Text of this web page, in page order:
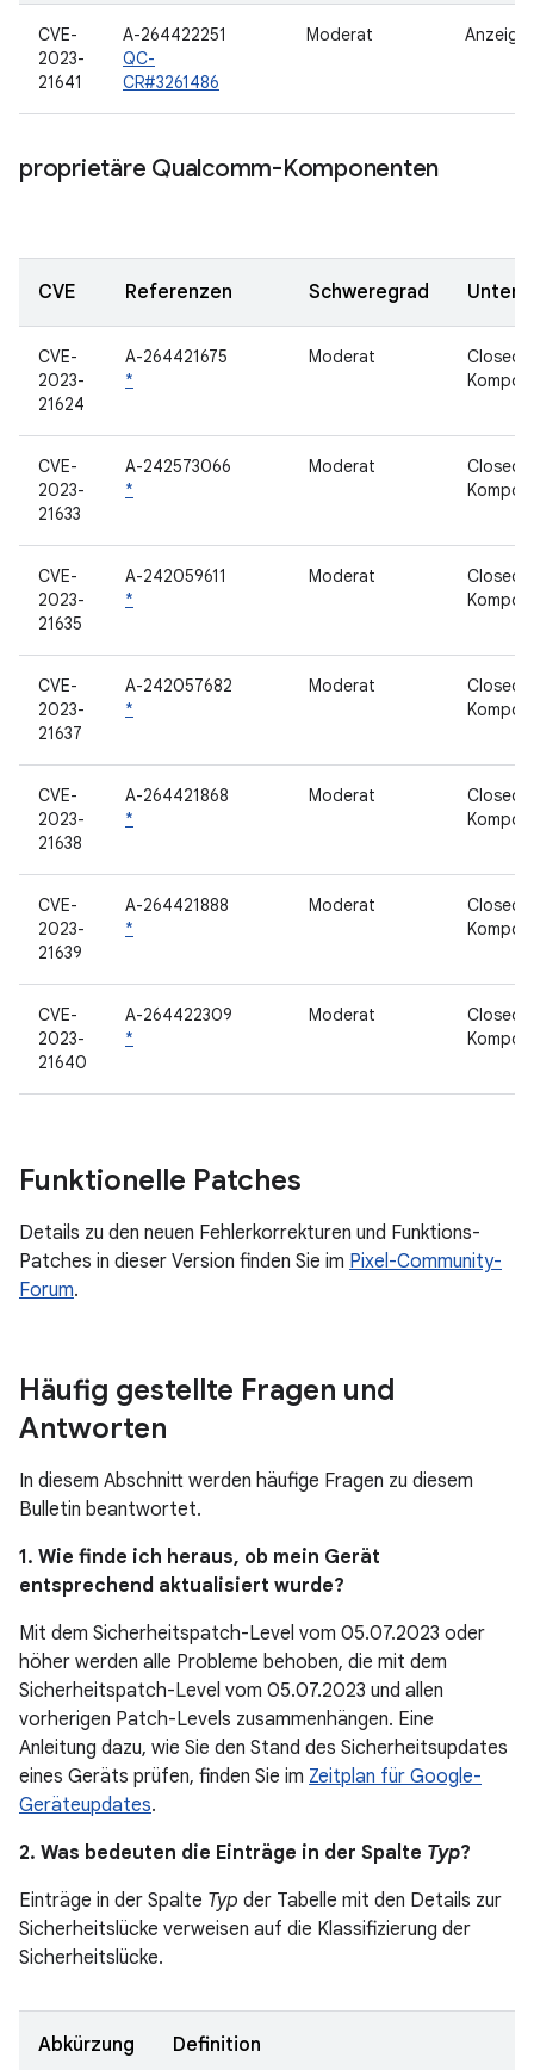
CVE-
2023-
21641
A-264422251
QC-
CR#3261486
Moderat Anzeige
proprietäre Qualcomm-Komponenten
CVE Referenzen Schweregrad
CVE-
2023-
21624
A-264421675
*
Moderat
Closed-
CVE-
2023-
21633
A-242573066
*
Moderat
Closed-
CVE-
2023-
21635
A-242059611
*
Moderat
Closed-
CVE-
2023-
21637
A-242057682
*
Moderat
Closed-
CVE-
2023-
21638
A-264421868
*
Moderat
Closed-
CVE-
2023-
21639
A-264421888
*
Moderat
Closed-
CVE-
2023-
21640
A-264422309
*
Moderat
Closed-
Funktionelle Patches
Details zu den neuen Fehlerkorrekturen und Funktions-
Patches in dieser Version finden Sie im Pixel-Community-
Forum.
Häufig gestellte Fragen und
Antworten
In diesem Abschnitt werden häufige Fragen zu diesem
Bulletin beantwortet.
1. Wie finde ich heraus, ob mein Gerät
entsprechend aktualisiert wurde?
Mit dem Sicherheitspatch-Level vom 05.07.2023 oder
höher werden alle Probleme behoben, die mit dem
Sicherheitspatch-Level vom 05.07.2023 und allen
vorherigen Patch-Levels zusammenhängen. Eine
Anleitung dazu, wie Sie den Stand des Sicherheitsupdates
eines Geräts prüfen, finden Sie im Zeitplan für Google-
Geräteupdates.
2. Was bedeuten die Einträge in der Spalte Typ?
Einträge in der Spalte Typ der Tabelle mit den Details zur
Sicherheitslücke verweisen auf die Klassifizierung der
Sicherheitslücke.
Abkürzung Definition